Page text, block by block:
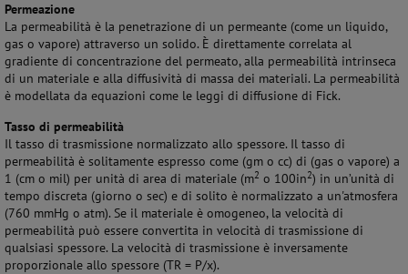
Permeazione
La permeabilità è la penetrazione di un permeante (come un liquido,
gas o vapore) attraverso un solido. È direttamente correlata al
gradiente di concentrazione del permeato, alla permeabilità intrinseca
di un materiale e alla diffusività di massa dei materiali. La permeabilità
è modellata da equazioni come le leggi di diffusione di Fick.
Tasso di permeabilità
Il tasso di trasmissione normalizzato allo spessore. Il tasso di
permeabilità è solitamente espresso come (gm o cc) di (gas o vapore) a
1 (cm o mil) per unità di area di materiale (m2 o 100in2) in un’unità di
tempo discreta (giorno o sec) e di solito è normalizzato a un'atmosfera
(760 mmHg o atm). Se il materiale è omogeneo, la velocità di
permeabilità può essere convertita in velocità di trasmissione di
qualsiasi spessore. La velocità di trasmissione è inversamente
proporzionale allo spessore (TR = P/x).